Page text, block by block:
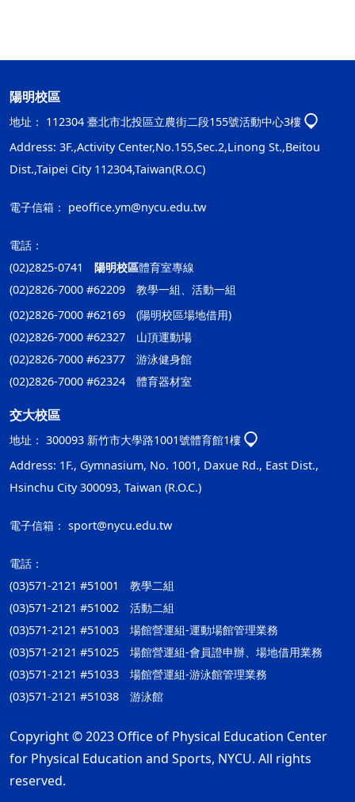
陽明校區
地址： 112304 臺北市北投區立農街二段155號活動中心3樓
Address: 3F.,Activity Center,No.155,Sec.2,Linong St.,Beitou
Dist.,Taipei City 112304,Taiwan(R.O.C)
電子信箱： peoffice.ym@nycu.edu.tw
電話：
(02)2825-0741 陽明校區體育室專線
(02)2826-7000 #62209 教學一組、活動一組
(02)2826-7000 #62169 (陽明校區場地借用)
(02)2826-7000 #62327 山頂運動場
(02)2826-7000 #62377 游泳健身館
(02)2826-7000 #62324 體育器材室
交大校區
地址： 300093 新竹市大學路1001號體育館1樓
Address: 1F., Gymnasium, No. 1001, Daxue Rd., East Dist.,
Hsinchu City 300093, Taiwan (R.O.C.)
電子信箱： sport@nycu.edu.tw
電話：
(03)571-2121 #51001 教學二組
(03)571-2121 #51002 活動二組
(03)571-2121 #51003 場館營運組-運動場館管理業務
(03)571-2121 #51025 場館營運組-會員證申辦、場地借用業務
(03)571-2121 #51033 場館營運組-游泳館管理業務
(03)571-2121 #51038 游泳館
Copyright © 2023 Office of Physical Education Center
for Physical Education and Sports, NYCU. All rights
reserved.